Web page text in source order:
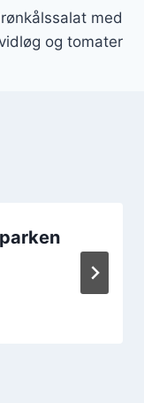
med
og tomater